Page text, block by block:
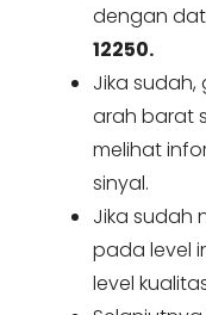
dengan
12250.
Jika
arah barat
melihat
sinyal.
Jika sudah
pada level
level